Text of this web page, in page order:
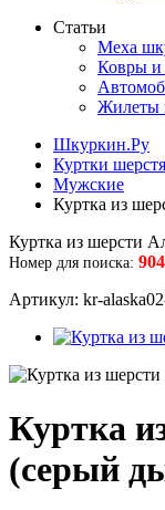
Статьи
Меха
Ковры и
Жилеты
Шкуркин.Ру
Куртки
Мужские
Куртка из
Куртка из шерсти
Номер для поиска: 904
Артикул: kr-
Куртка
(серый